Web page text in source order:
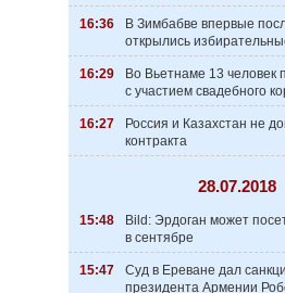
16:36
В Зимбабве впервые
открылись
16:29
Во Вьетнаме 13 человек
с участием свадебного
16:27
Россия и Казахстан не
контракта
28.07.2018
15:48
Bild: Эрдоган может
в сентябре
15:47
Суд в Ереване дал
президента Армении